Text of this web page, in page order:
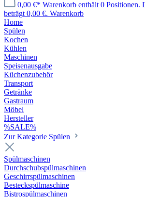
0,00 €* Warenkorb enthält 0 Positionen.
beträgt 0,00 €. Warenkorb
Home
Spülen
Kochen
Kühlen
Maschinen
Speisenausgabe
Küchenzubehör
Transport
Getränke
Gastraum
Möbel
Hersteller
%SALE%
Zur Kategorie Spülen
Spülmaschinen
Durchschubspülmaschinen
Geschirrspülmaschinen
Besteckspülmaschine
Bistrospülmaschinen